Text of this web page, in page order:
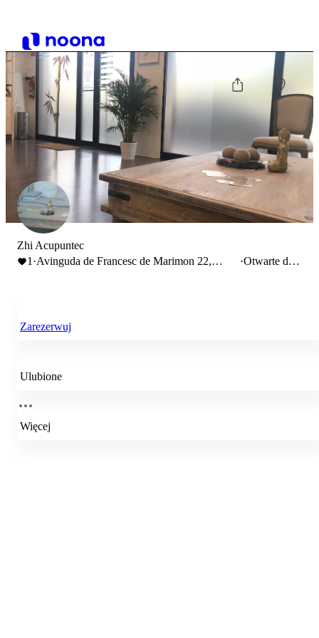
Zhi Acupuntec
1 ·Avinguda de Francesc de Marimon 22,
·Otwarte do
Zarezerwuj
Ulubione
Więcej